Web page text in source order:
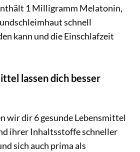
1 Milligramm Melatonin,
schnell
kann und die Einschlafzeit
lassen dich besser
wir dir 6 gesunde Lebensmittel
ihrer Inhaltsstoffe schneller
sich auch prima als